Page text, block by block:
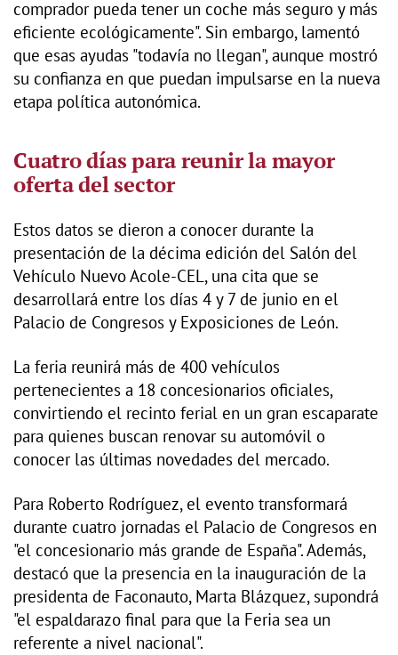
comprador pueda tener un coche más seguro y más
eficiente ecológicamente". Sin embargo, lamentó
que esas ayudas "todavía no llegan", aunque mostró
su confianza en que puedan impulsarse en la nueva
etapa política autonómica.
Cuatro días para reunir la mayor
oferta del sector
Estos datos se dieron a conocer durante la
presentación de la décima edición del Salón del
Vehículo Nuevo Acole-CEL, una cita que se
desarrollará entre los días 4 y 7 de junio en el
Palacio de Congresos y Exposiciones de León.
La feria reunirá más de 400 vehículos
pertenecientes a 18 concesionarios oficiales,
convirtiendo el recinto ferial en un gran escaparate
para quienes buscan renovar su automóvil o
conocer las últimas novedades del mercado.
Para Roberto Rodríguez, el evento transformará
durante cuatro jornadas el Palacio de Congresos en
"el concesionario más grande de España". Además,
destacó que la presencia en la inauguración de la
presidenta de Faconauto, Marta Blázquez, supondrá
"el espaldarazo final para que la Feria sea un
referente a nivel nacional".